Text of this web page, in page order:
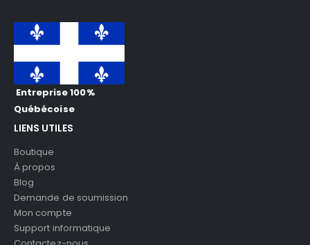
Entreprise 100%
Québécoise
LIENS UTILES
Boutique
À propos
Blog
Demande de soumission
Mon compte
Support informatique